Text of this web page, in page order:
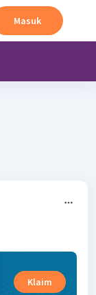
Masuk
Klaim